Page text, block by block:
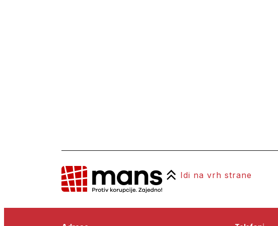
Idi na vrh strane